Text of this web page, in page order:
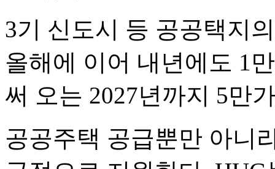
3기 신도시 등 공공택지
올해에 이어 내년에도 1
써 오는 2027년까지 5만
공공주택 공급뿐만 아니